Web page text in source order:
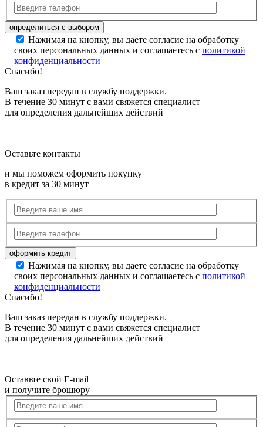
Нажимая на кнопку, вы даете согласие на обработку
своих персональных данных и соглашаетесь с политикой
конфиденциальности
Спасибо!
Ваш заказ передан в службу поддержки.
В течение 30 минут с вами свяжется специалист
для определения дальнейших действий
Оставьте контакты
и мы поможем оформить покупку
в кредит за 30 минут
Нажимая на кнопку, вы даете согласие на обработку
своих персональных данных и соглашаетесь с политикой
конфиденциальности
Спасибо!
Ваш заказ передан в службу поддержки.
В течение 30 минут с вами свяжется специалист
для определения дальнейших действий
Оставьте свой E-mail
и получите брошюру